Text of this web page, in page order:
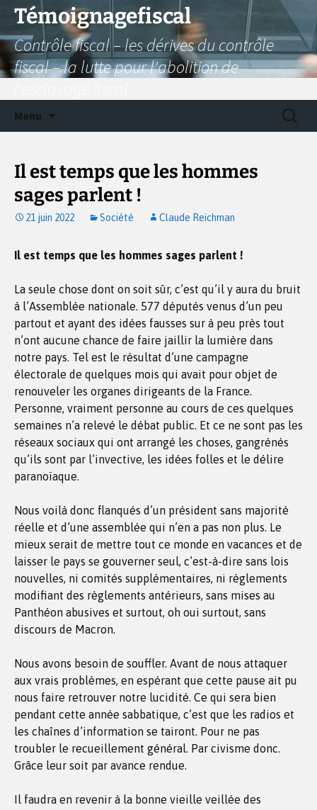
Aller
contenu
Témoignagefiscal
Contrôle fiscal – les dérives du contrôle
fiscal – la lutte pour l'abolition de
Menu
Il est temps que les hommes
sages parlent !
21 juin 2022 Société Claude Reichman
Il est temps que les hommes sages parlent !
La seule chose dont on soit sûr, c’est qu’il y aura du bruit
à l’Assemblée nationale. 577 députés venus d’un peu
partout et ayant des idées fausses sur à peu près tout
n’ont aucune chance de faire jaillir la lumière dans
notre pays. Tel est le résultat d’une campagne
électorale de quelques mois qui avait pour objet de
renouveler les organes dirigeants de la France.
Personne, vraiment personne au cours de ces quelques
semaines n’a relevé le débat public. Et ce ne sont pas les
réseaux sociaux qui ont arrangé les choses, gangrénés
qu’ils sont par l’invective, les idées folles et le délire
paranoïaque.
Nous voilà donc flanqués d’un président sans majorité
réelle et d’une assemblée qui n’en a pas non plus. Le
mieux serait de mettre tout ce monde en vacances et de
laisser le pays se gouverner seul, c’est-à-dire sans lois
nouvelles, ni comités supplémentaires, ni règlements
modifiant des règlements antérieurs, sans mises au
Panthéon abusives et surtout, oh oui surtout, sans
discours de Macron.
Nous avons besoin de souffler. Avant de nous attaquer
aux vrais problèmes, en espérant que cette pause ait pu
nous faire retrouver notre lucidité. Ce qui sera bien
pendant cette année sabbatique, c’est que les radios et
les chaînes d’information se tairont. Pour ne pas
troubler le recueillement général. Par civisme donc.
Grâce leur soit par avance rendue.
Il faudra en revenir à la bonne vieille veillée des